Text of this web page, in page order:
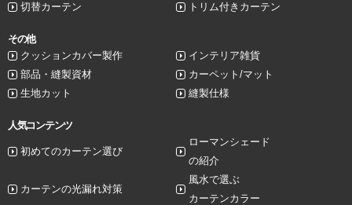
切替カーテン トリム付きカーテン
その他
クッションカバー製作
インテリア雑貨
部品・縫製資材
カーペット/マット
生地カット
縫製仕様
人気コンテンツ
初めてのカーテン選び
ローマンシェード
の紹介
カーテンの光漏れ対策
風水で選ぶ
カーテンカラー